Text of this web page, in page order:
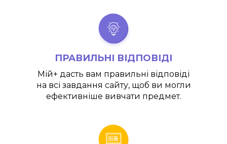
ПРАВИЛЬНІ ВІДПОВІДІ
Мій+ дасть вам правильні відповіді
на всі завдання сайту, щоб ви могли
ефективніше вивчати предмет.